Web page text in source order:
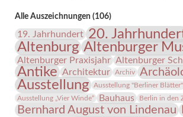
Alle Auszeichnungen (106)
19. Jahrhundert 20.
Altenburg Altenburger
Altenburger Praxisjahr Altenburger
Antike Architektur Archiv
Ausstellung
Ausstellung "Berliner Blätter"
Ausstellung „Vier Winde“
Bauhaus Berlin in den
Bernhard August von Lindenau